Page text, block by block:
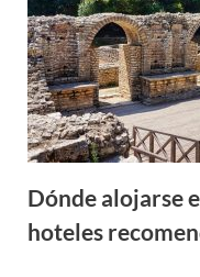
Dónde alojarse
hoteles